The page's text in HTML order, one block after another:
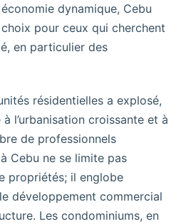
dynamique, Cebu
pour ceux qui cherchent
en particulier des
résidentielles a explosé,
l’urbanisation croissante et à
de professionnels
Cebu ne se limite pas
propriétés; il englobe
développement commercial
Les condominiums, en